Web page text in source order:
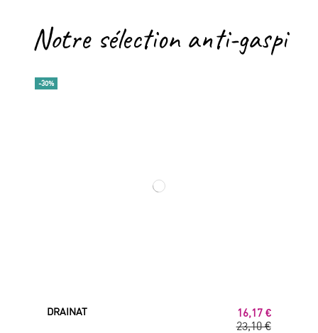
Notre sélection anti-gaspi
-30%
DRAINAT
16,17 €
23,10 €